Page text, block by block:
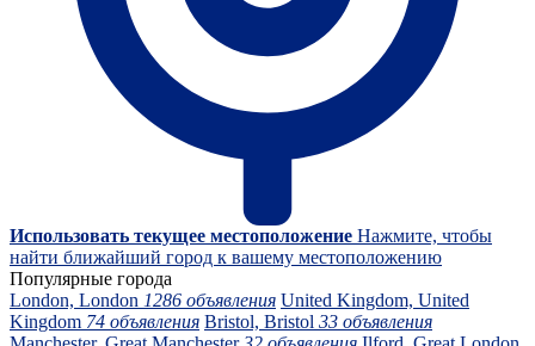
Использовать текущее местоположение Нажмите, чтобы
найти ближайший город к вашему местоположению
Популярные города
London, London 1286 объявления United Kingdom, United
Kingdom 74 объявления Bristol, Bristol 33 объявления